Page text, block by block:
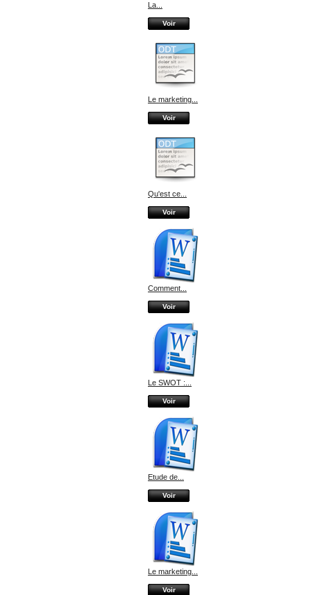
La...
Voir
Le marketing...
Voir
Qu'est ce...
Voir
Comment...
Voir
Le SWOT :...
Voir
Etude de...
Voir
Le marketing...
Voir